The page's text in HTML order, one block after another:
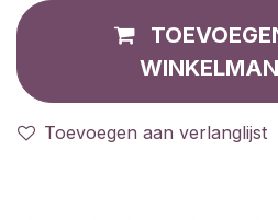
Toevoegen aan verlanglijst